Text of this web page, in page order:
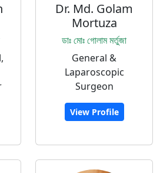
Dr. Md. Golam
Mortuza
ডাঃ মোঃ গোলাম মর্তুজা
General &
Laparoscopic
Surgeon
View Profile